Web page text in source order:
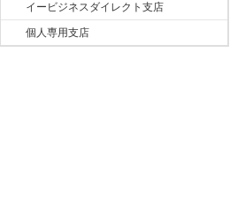
イービジネスダイレクト支店
個人専用支店